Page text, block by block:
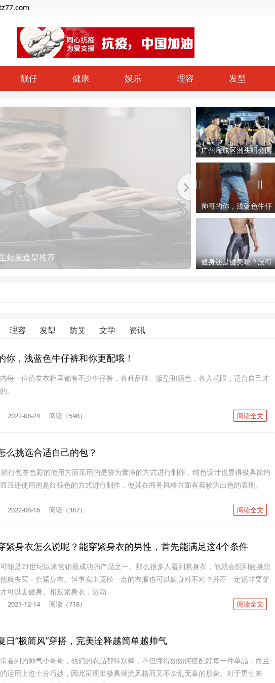
靓仔 健康 娱乐 理容 发型
广州海珠区洲头咀公园
附近的一个帅哥猛男烤
帅哥的你，浅蓝色牛仔
裤和你更配哦！
健身还是健美呢？没有
短发造型推荐
理容 发型 防艾 文学 资讯
你，浅蓝色牛仔裤和你更配哦！
每一位值友衣柜里都有不少牛仔裤，各种品牌、版型和颜色，各入花眼，适合自己才
。
阅读全文
2022-08-24 阅读（598）
么挑选合适自己的包？
行包在色彩的使用方面采用的是较为素净的方式进行制作，纯色设计也显得极具简约
且还使用的是红棕色的方式进行制作，使其在商务风格方面有着较为出色的表现。
阅读全文
2022-08-16 阅读（387）
紧身衣怎么说呢？能穿紧身衣的男性，首先能满足这4个条件
能是21世纪以来营销最成功的产品之一。那么很多人看到紧身衣，他就会想到健身想
就去买一套紧身衣。但事实上宽松一点的衣服也可以健身对不对？并不一定说非要穿
可以去健身。相反紧身衣，运动
阅读全文
2021-12-14 阅读（718）
日“极简风”穿搭，完美诠释越简单越帅气
看到的帅气小哥哥，他们的衣品都特别棒，不但懂得如如何搭配好每一件单品，而且
运用上也十分巧妙，因此呈现出极具潮流风格而又不杂乱无章的形象。对于男生来